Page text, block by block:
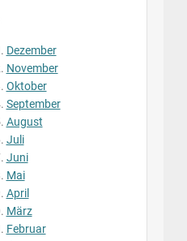
Dezember
November
Oktober
September
August
Juli
Juni
Mai
April
März
Februar